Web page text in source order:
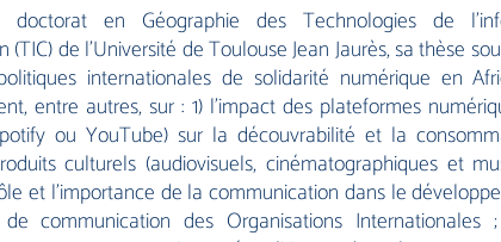
doctorat en Géographie des Technologies de
de l’Université de Toulouse Jean Jaurès, sa thèse
internationales de solidarité numérique en
entre autres, sur : 1) l’impact des plateformes
ou YouTube) sur la découvrabilité et la
culturels (audiovisuels, cinématographiques et
et l’importance de la communication dans le
communication des Organisations Internationales